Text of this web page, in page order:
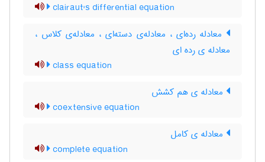
clairaut's differential equation
معادله رده‌ای ، معادله‌ی دسته‌ای ، معادله‌ی کلاس ،
معادله ی رده ای
class equation
معادله ی هم کشش
coextensive equation
معادله ی کامل
complete equation